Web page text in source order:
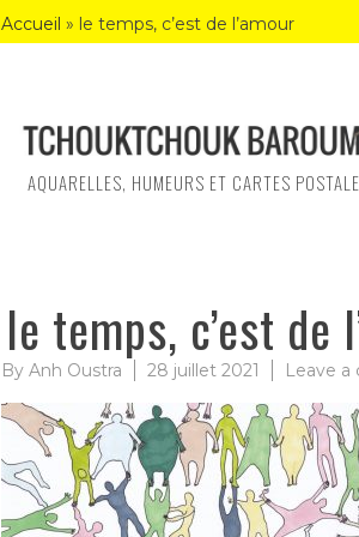
Accueil » le temps, c’est de l’amour
AQUARELLES, HUMEURS ET CARTES
le temps, c’est de
ByAnh Oustra 28 juillet 2021 Leave